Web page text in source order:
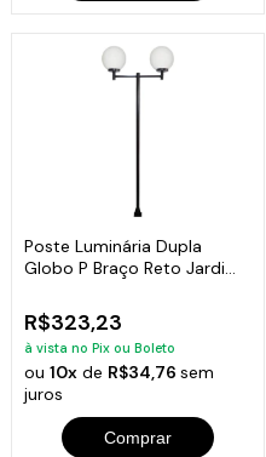
Poste Luminária Dupla
Globo P Braço Reto Jardim
R$323,23
à vista no Pix ou Boleto
ou10x de R$34,76sem
juros
Comprar